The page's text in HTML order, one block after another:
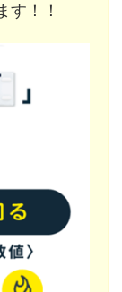
す！！